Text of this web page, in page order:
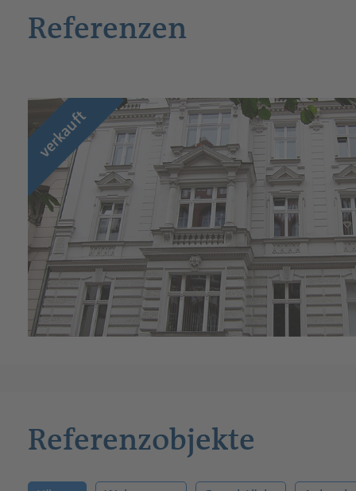
Referenzen
verkauft
Referenzobjekte